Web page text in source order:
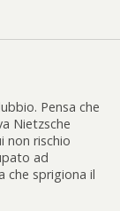
Pensa che
Nietzsche
non rischio
ad
che sprigiona il